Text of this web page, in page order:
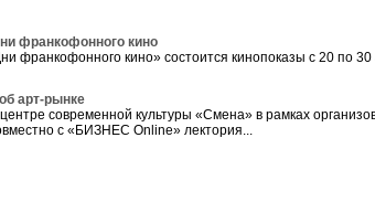
франкофонного кино
франкофонного кино» состоится кинопоказы с 20 по
арт-рынке
современной культуры «Смена» в рамках
с «БИЗНЕС Online» лектория...